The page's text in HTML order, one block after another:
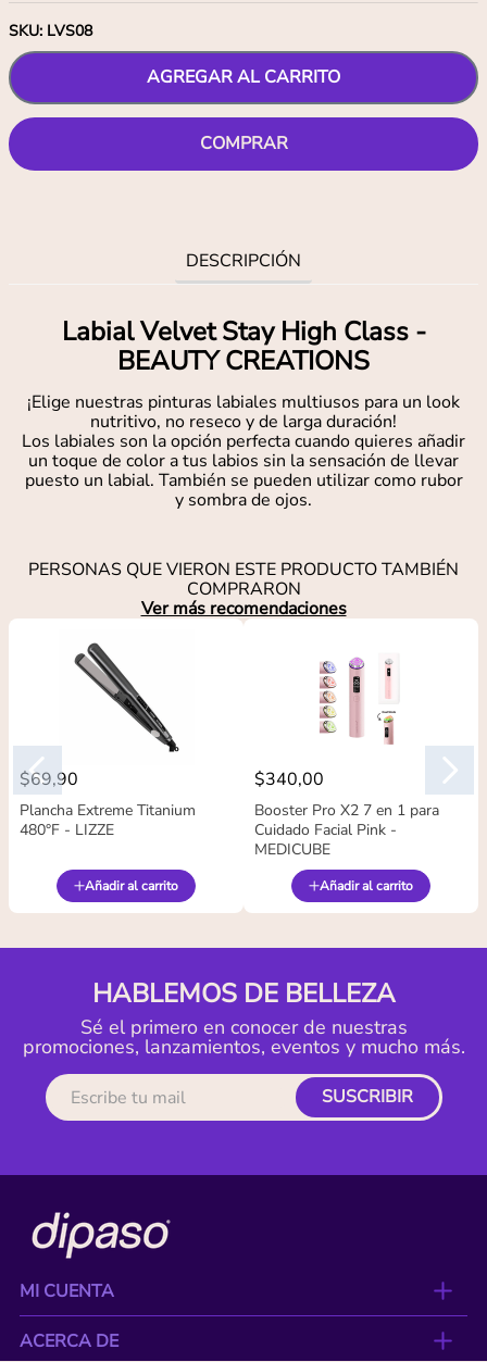
SKU: LVS08
AGREGAR AL CARRITO
COMPRAR
DESCRIPCIÓN
Labial Velvet Stay High Class -
BEAUTY CREATIONS
¡Elige nuestras pinturas labiales multiusos para un look
nutritivo, no reseco y de larga duración!
Los labiales son la opción perfecta cuando quieres añadir
un toque de color a tus labios sin la sensación de llevar
puesto un labial. También se pueden utilizar como rubor
y sombra de ojos.
PERSONAS QUE VIERON ESTE PRODUCTO TAMBIÉN
COMPRARON
Ver más recomendaciones
$69,90
Plancha Extreme Titanium
480°F - LIZZE
Añadir al carrito
$340,00
Booster Pro X2 7 en 1 para
Cuidado Facial Pink -
MEDICUBE
Añadir al carrito
HABLEMOS DE BELLEZA
Sé el primero en conocer de nuestras
promociones, lanzamientos, eventos y mucho más.
SUSCRIBIR
MI CUENTA
ACERCA DE